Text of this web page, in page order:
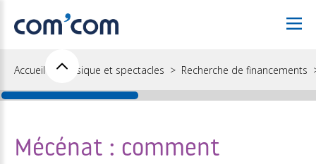
Accueil Musique et spectacles Recherche de financements
Mécénat : comment